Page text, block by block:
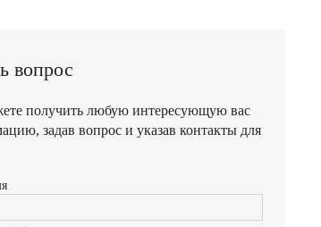
вопрос
получить любую интересующую вас
задав вопрос и указав контакты для